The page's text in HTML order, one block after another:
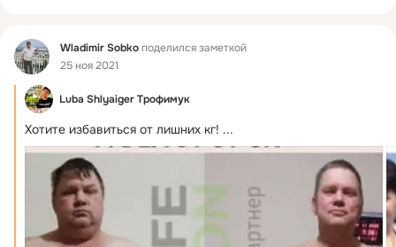
Фид Wladimir Sobkoподелился заметкой
25 ноя 2021
Luba Shlyaiger Трофимук
Хотите избавиться от лишних кг! ...